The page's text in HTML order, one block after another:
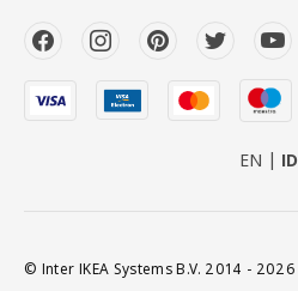
EN ID
© Inter IKEA Systems B.V. 2014 - 2026